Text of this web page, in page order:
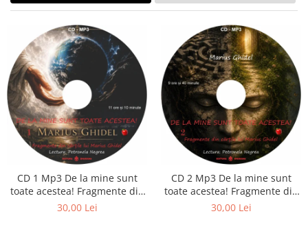
CD 1 Mp3 De la mine sunt
toate acestea! Fragmente din
cărțile lui Marius Ghidel
30,00 Lei
CD 2 Mp3 De la mine sunt
toate acestea! Fragmente din
cărțile lui Marius Ghidel
30,00 Lei